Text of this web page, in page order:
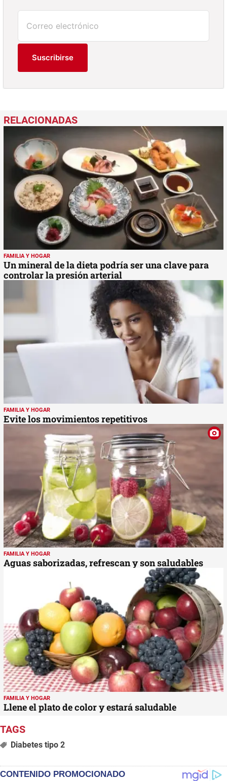
Suscribirse
FAMILIA Y HOGAR
Un mineral de la dieta podría ser una clave para
controlar la presión arterial
FAMILIA Y HOGAR
Evite los movimientos repetitivos
FAMILIA Y HOGAR
Aguas saborizadas, refrescan y son saludables
FAMILIA Y HOGAR
Llene el plato de color y estará saludable
Diabetes tipo 2
CONTENIDO PROMOCIONADO